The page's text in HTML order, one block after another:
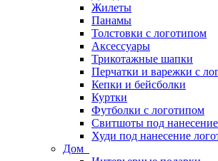
Жилеты
Панамы
Толстовки с логотипом
Аксессуары
Трикотажные шапки
Перчатки и варежки с
Кепки и бейсболки
Куртки
Футболки с логотипом
Свитшоты под
Худи под нанесение
Дом